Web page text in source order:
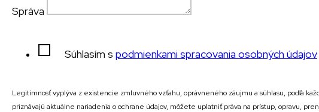
Správa
Súhlasím s podmienkami spracovania osobných údajov
Legitímnosť vyplýva z existencie zmluvného vzťahu, oprávneného záujmu a súhlasu, podľa
priznávajú aktuálne nariadenia o ochrane údajov, môžete uplatniť práva na prístup, opravu,